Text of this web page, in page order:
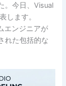
。今日、Visual
します。
エンジニアが
れた包括的な